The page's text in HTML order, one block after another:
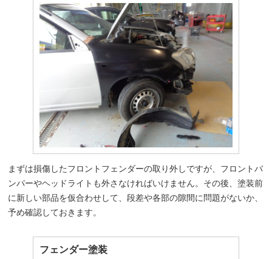
まずは損傷したフロントフェンダーの取り外しですが、フロントバ
ンパーやヘッドライトも外さなければいけません。その後、塗装前
に新しい部品を仮合わせして、段差や各部の隙間に問題がないか、
予め確認しておきます。
フェンダー塗装